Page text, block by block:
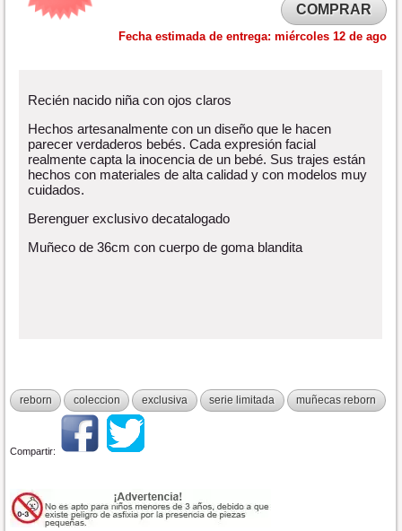
COMPRAR
Fecha estimada de entrega: miércoles 12 de ago
Recién nacido niña con ojos claros
Hechos artesanalmente con un diseño que le hacen
parecer verdaderos bebés. Cada expresión facial
realmente capta la inocencia de un bebé. Sus trajes están
hechos con materiales de alta calidad y con modelos muy
cuidados.
Berenguer exclusivo decatalogado
Muñeco de 36cm con cuerpo de goma blandita
reborn coleccion exclusiva serie limitada muñecas reborn
Compartir: